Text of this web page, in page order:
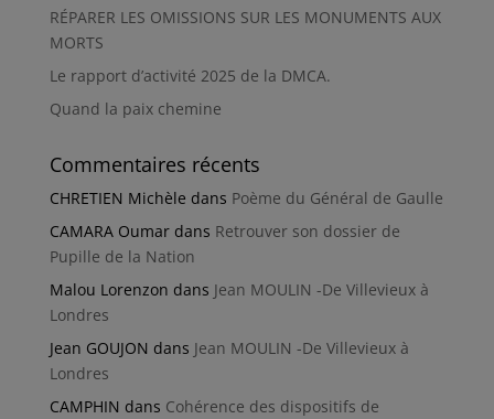
RÉPARER LES OMISSIONS SUR LES MONUMENTS AUX
MORTS
Le rapport d’activité 2025 de la DMCA.
Quand la paix chemine
Commentaires récents
CHRETIEN Michèle dans Poème du Général de Gaulle
CAMARA Oumardans Retrouver son dossier de
Pupille de la Nation
Malou Lorenzon dans Jean MOULIN -De Villevieux à
Londres
Jean GOUJON dans Jean MOULIN -De Villevieux à
Londres
CAMPHIN dans Cohérence des dispositifs de